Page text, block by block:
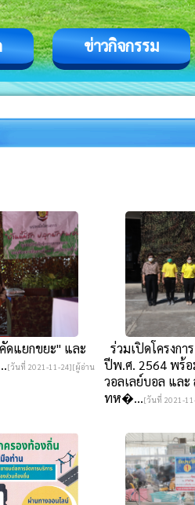
ข่าวกิจกรรม
ดแยกขยะ" และ
[วันที่ 2021-11-24][ผู้อ่าน
ร่วมเปิดโครงก
ปีพ.ศ. 2564 พร้
วอลเลย์บอล แล
ทห�...[วันที่ 2021-